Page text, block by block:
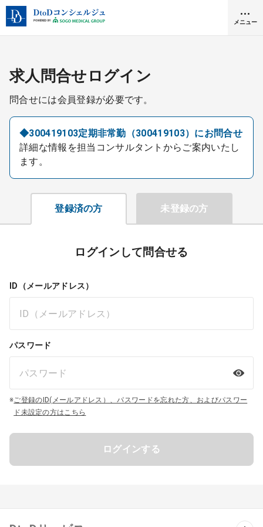
メニュー
クリニック開業
DtoDとは
お問合せ
医院の譲渡・売却をお考えの方
採用をお考えの医療機関の方
求人問合せログイン
問合せには会員登録が必要です。
◆300419103定期非常勤（300419103）にお問合せ
詳細な情報を担当コンサルタントからご案内いたし
ます。
登録済の方 未登録の方
ログインして問合せる
ID（メールアドレス）
パスワード
※ご登録のID(メールアドレス）、パスワードを忘れた方、およびパスワー
ド未設定の方はこちら
ログインする